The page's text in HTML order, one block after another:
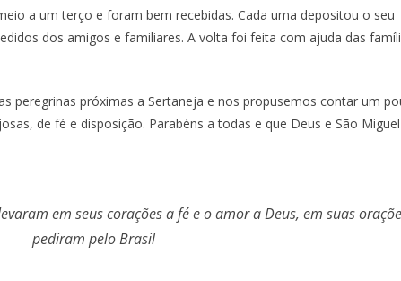
um terço e foram bem recebidas. Cada uma depositou o seu
dos amigos e familiares. A volta foi feita com ajuda das
próximas a Sertaneja e nos propusemos contar um
de fé e disposição. Parabéns a todas e que Deus e São Miguel
em seus corações a fé e o amor a Deus, em suas
pediram pelo Brasil